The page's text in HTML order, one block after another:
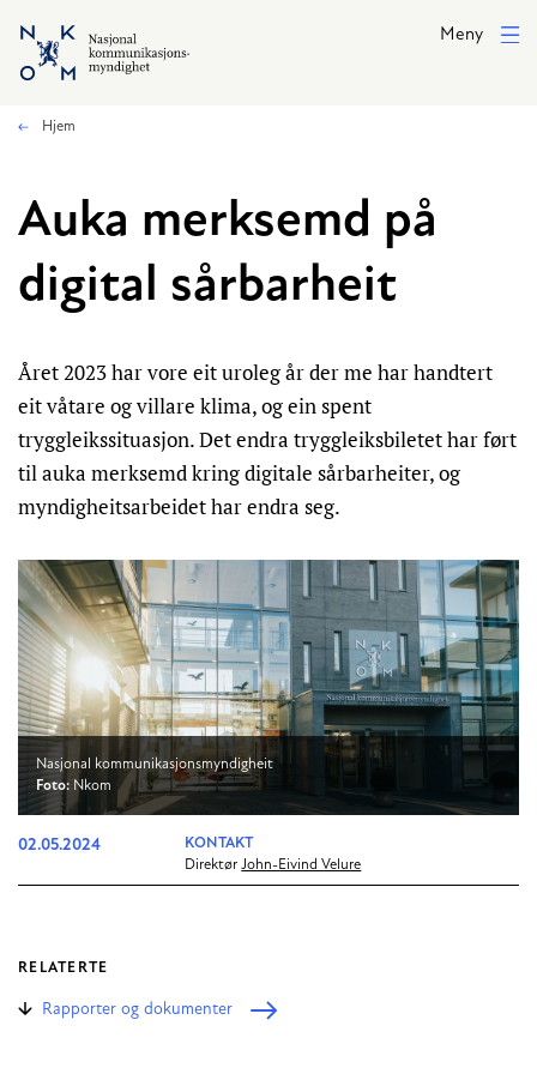
Hopp til hovedinnhold
Meny
Hjem
Auka merksemd på
digital sårbarheit
Året 2023 har vore eit uroleg år der me har handtert
eit våtare og villare klima, og ein spent
tryggleikssituasjon. Det endra tryggleiksbiletet har ført
til auka merksemd kring digitale sårbarheiter, og
myndigheitsarbeidet har endra seg.
Nasjonal kommunikasjonsmyndigheit
Foto: Nkom
02.05.2024
KONTAKT
Direktør John-Eivind Velure
RELATERTE
Rapporter og dokumenter